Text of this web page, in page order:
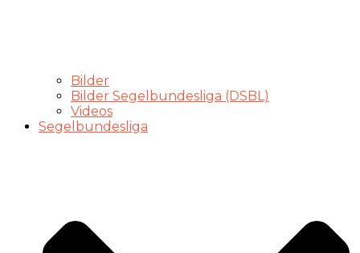
Bilder
Bilder Segelbundesliga (DSBL)
Videos
Segelbundesliga